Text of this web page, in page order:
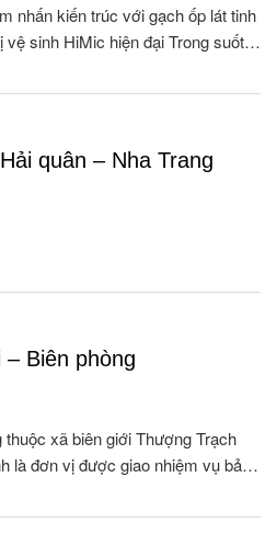
nhấn kiến trúc với gạch ốp lát tinh
sinh HiMic hiện đại Trong suốt
bị vệ...
quân – Nha Trang
Biên phòng
xã biên giới Thượng Trạch
là đơn vị được giao nhiệm vụ bảo
và quản lý 01 xã nội địa Tân...